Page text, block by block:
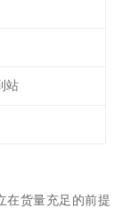
站
在货量充足的前提